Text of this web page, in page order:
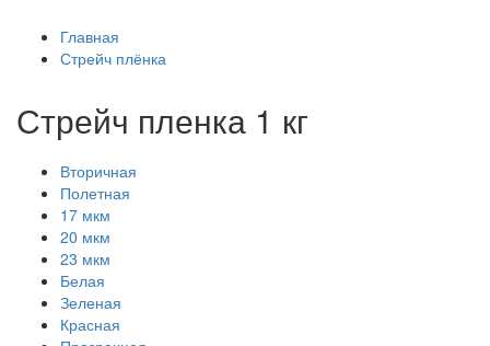
Главная
Стрейч плёнка
Стрейч пленка 1 кг
Вторичная
Полетная
17 мкм
20 мкм
23 мкм
Белая
Зеленая
Красная